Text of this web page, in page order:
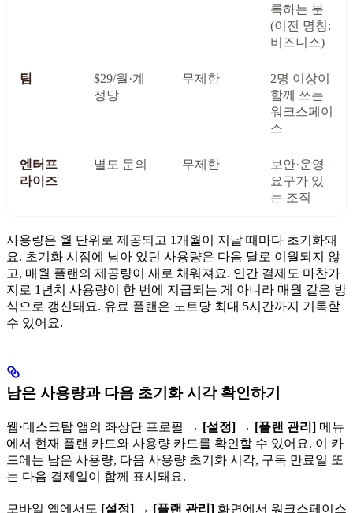
록하는 분
(이전 명칭:
비즈니스)
팀
$29/월·계
정당
무제한
2명 이상이
함께 쓰는
워크스페이
스
엔터프
라이즈
별도 문의 무제한
보안·운영
요구가 있
는 조직
사용량은 월 단위로 제공되고 1개월이 지날 때마다 초기화돼
요. 초기화 시점에 남아 있던 사용량은 다음 달로 이월되지 않
고, 매월 플랜의 제공량이 새로 채워져요. 연간 결제도 마찬가
지로 1년치 사용량이 한 번에 지급되는 게 아니라 매월 같은 방
식으로 갱신돼요. 유료 플랜은 노트당 최대 5시간까지 기록할
수 있어요.
남은 사용량과 다음 초기화 시각 확인하기
웹·데스크탑 앱의 좌상단 프로필 → [설정] → [플랜 관리] 메뉴
에서 현재 플랜 카드와 사용량 카드를 확인할 수 있어요. 이 카
드에는 남은 사용량, 다음 사용량 초기화 시각, 구독 만료일 또
는 다음 결제일이 함께 표시돼요.
모바일 앱에서도 [설정] → [플랜 관리] 화면에서 워크스페이스